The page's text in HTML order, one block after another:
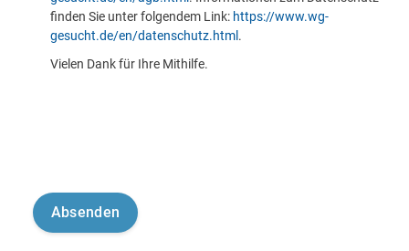
finden Sie unter folgendem Link: https://www.wg-
gesucht.de/en/datenschutz.html .
Vielen Dank für Ihre Mithilfe.